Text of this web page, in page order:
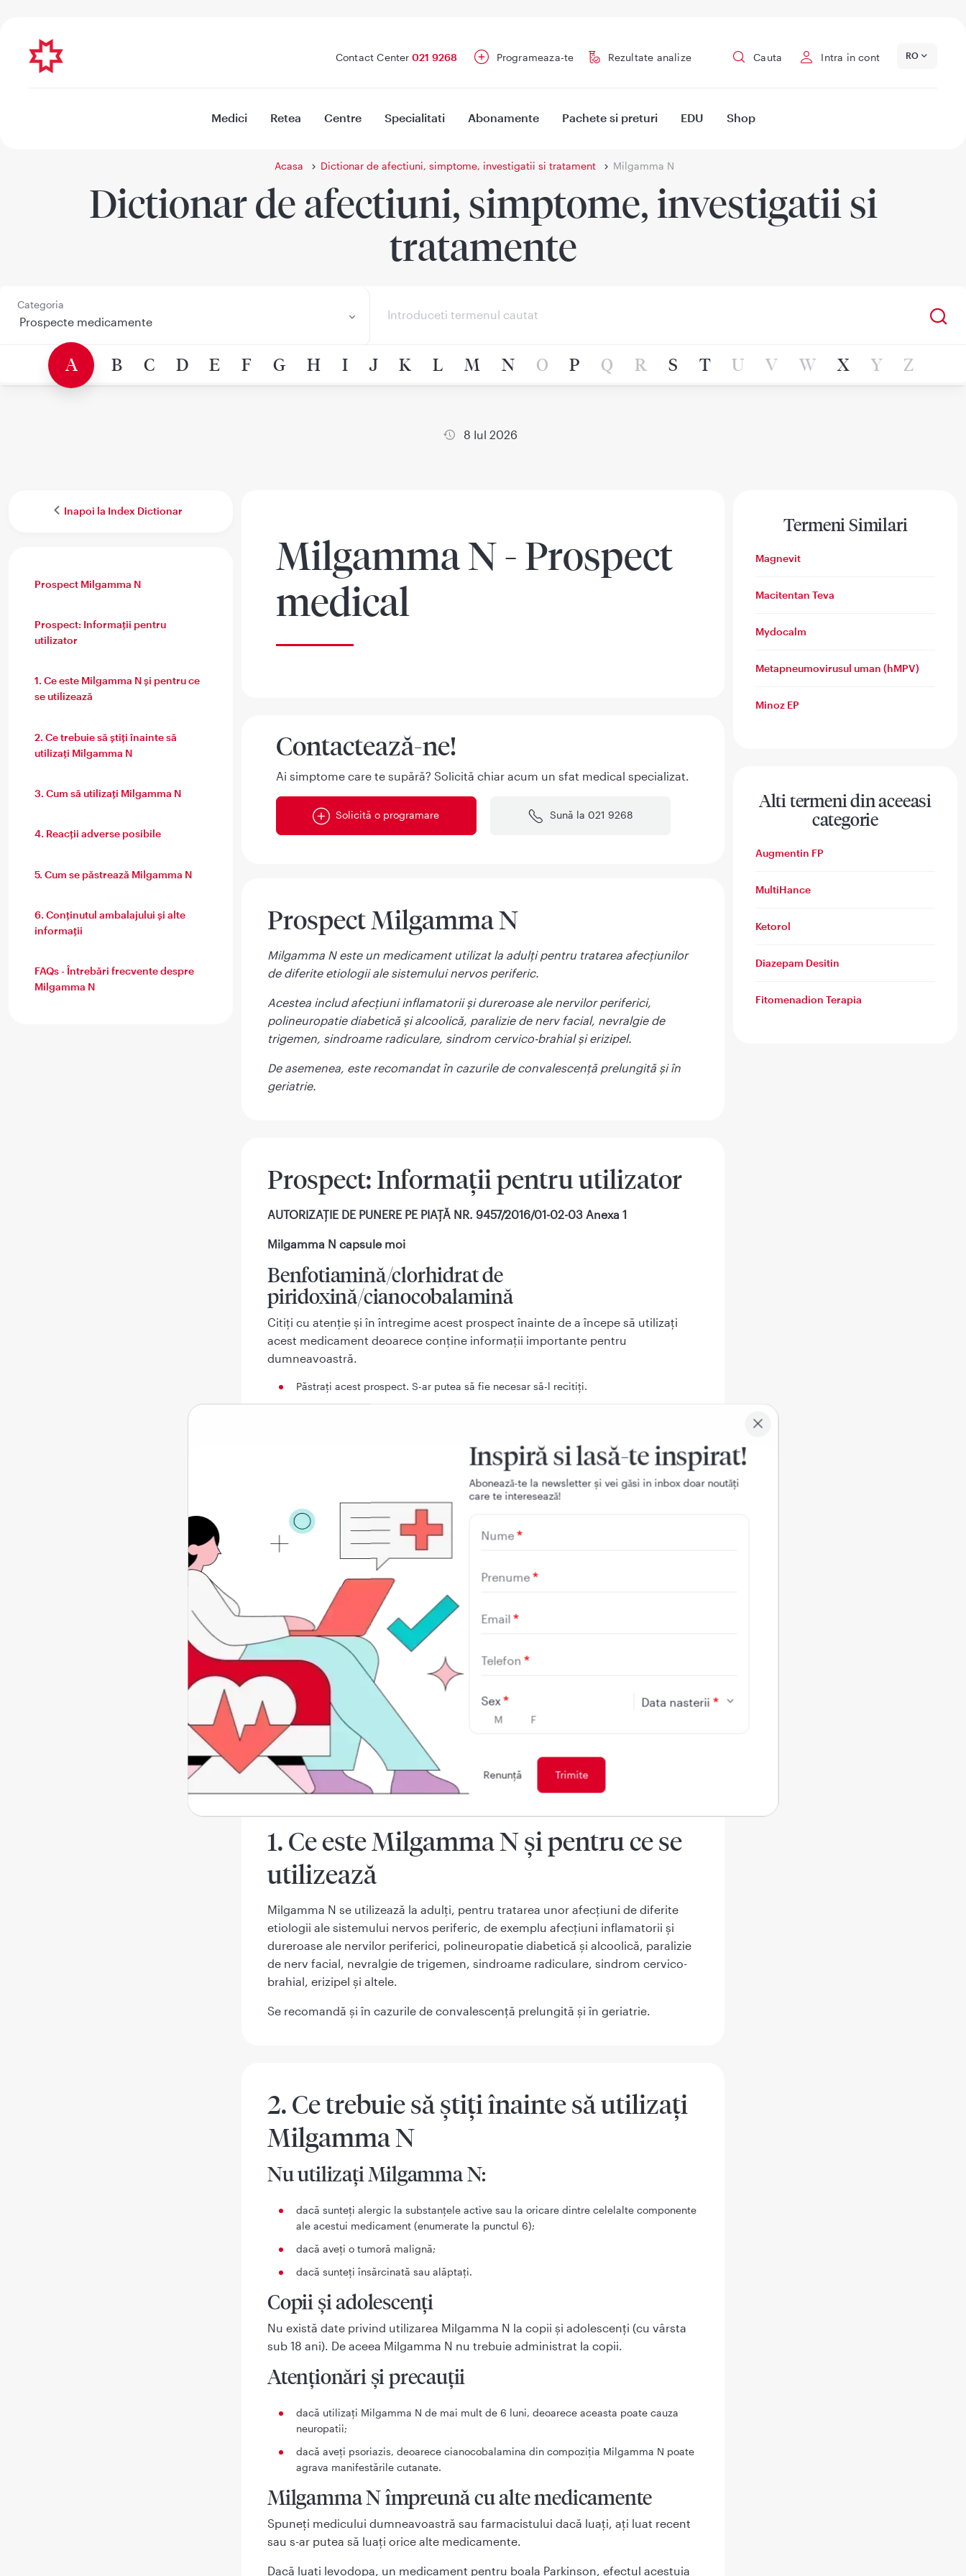
Contact Center 021 9268 Programeaza-te Rezultate analize Cauta Intra in cont RO
Medici Retea Centre Specialitati Abonamente Pachete si preturi EDU Shop
Acasa Dictionar de afectiuni, simptome, investigatii si tratament Milgamma N
Dictionar de afectiuni, simptome, investigatii si
tratamente
Categoria
A B C D E F G H I J K L M N O P Q R S T U V W X Y Z
8 Iul 2026
Inapoi la Index Dictionar
Prospect Milgamma N
Prospect: Informaţii pentru
utilizator
1. Ce este Milgamma N și pentru ce
se utilizează
2. Ce trebuie să ştiţi înainte să
utilizaţi Milgamma N
3. Cum să utilizați Milgamma N
4. Reacții adverse posibile
5. Cum se păstrează Milgamma N
6. Conținutul ambalajului și alte
informații
FAQs - Întrebări frecvente despre
Milgamma N
Milgamma N - Prospect
medical
Contactează-ne!
Ai simptome care te supără? Solicită chiar acum un sfat medical specializat.
Solicită o programare Sună la 021 9268
Prospect Milgamma N
Milgamma N este un medicament utilizat la adulți pentru tratarea afecțiunilor
de diferite etiologii ale sistemului nervos periferic.
Acestea includ afecțiuni inflamatorii și dureroase ale nervilor periferici,
polineuropatie diabetică și alcoolică, paralizie de nerv facial, nevralgie de
trigemen, sindroame radiculare, sindrom cervico-brahial și erizipel.
De asemenea, este recomandat în cazurile de convalescență prelungită și în
geriatrie.
Prospect: Informaţii pentru utilizator
AUTORIZAŢIE DE PUNERE PE PIAŢĂ NR. 9457/2016/01-02-03 Anexa 1
Milgamma N capsule moi
Benfotiamină/clorhidrat de
piridoxină/cianocobalamină
Citiţi cu atenţie şi în întregime acest prospect înainte de a începe să utilizaţi
acest medicament deoarece conţine informaţii importante pentru
dumneavoastră.
Păstraţi acest prospect. S-ar putea să fie necesar să-l recitiţi.
Acest medicament a fost prescris numai pentru dumneavoastră. Nu trebuie să-l daţi
altor persoane. Le poate face rău, chiar dacă au aceleaşi semne de boală ca
Dacă manifestaţi orice reacţii adverse, adresaţi-vă medicului dumneavoastră sau
farmacistului. Acestea includ orice posibile reacţii adverse nemenţionate în acest
prospect. Vezi pct. 4.
Ce găsiţi în acest prospect:
Ce este Milgamma N şi pentru ce se utilizează
Ce trebuie să ştiţi înainte să utilizaţi Milgamma N
Cum să utilizaţi Milgamma N
Reacţii adverse posibile
Cum se păstrează Milgamma N
Conţinutul ambalajului şi alte informaţii
1. Ce este Milgamma N și pentru ce se
utilizează
Milgamma N se utilizează la adulţi, pentru tratarea unor afecţiuni de diferite
etiologii ale sistemului nervos periferic, de exemplu afecţiuni inflamatorii şi
dureroase ale nervilor periferici, polineuropatie diabetică şi alcoolică, paralizie
de nerv facial, nevralgie de trigemen, sindroame radiculare, sindrom cervico-
brahial, erizipel şi altele.
Se recomandă şi în cazurile de convalescenţă prelungită şi în geriatrie.
2. Ce trebuie să ştiţi înainte să utilizaţi
Milgamma N
Nu utilizaţi Milgamma N:
dacă sunteţi alergic la substanțele active sau la oricare dintre celelalte componente
ale acestui medicament (enumerate la punctul 6);
dacă aveți o tumoră malignă;
dacă sunteţi însărcinată sau alăptaţi.
Copii și adolescenți
Nu există date privind utilizarea Milgamma N la copii și adolescenți (cu vârsta
sub 18 ani). De aceea Milgamma N nu trebuie administrat la copii.
Atenționări și precauții
dacă utilizaţi Milgamma N de mai mult de 6 luni, deoarece aceasta poate cauza
neuropatii;
dacă aveţi psoriazis, deoarece cianocobalamina din compoziţia Milgamma N poate
agrava manifestările cutanate.
Milgamma N împreună cu alte medicamente
Spuneţi medicului dumneavoastră sau farmacistului dacă luaţi, aţi luat recent
sau s-ar putea să luaţi orice alte medicamente.
Dacă luaţi levodopa, un medicament pentru boala Parkinson, efectul acestuia
Inspiră si lasă-te inspirat!
Aboneazǎ-te la newsletter și vei gǎsi in inbox doar noutǎți
care te intereseazǎ!
Nume
Prenume
Email
Telefon
Sex
M F
Data nasterii
Renunţă
Termeni Similari
Magnevit
Macitentan Teva
Mydocalm
Metapneumovirusul uman (hMPV)
Minoz EP
Alti termeni din aceeasi
categorie
Augmentin FP
MultiHance
Ketorol
Diazepam Desitin
Fitomenadion Terapia